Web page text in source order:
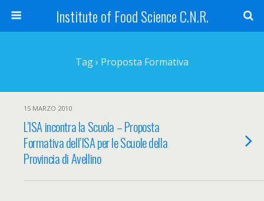
Institute of Food Science C.N.R.
Tag › Proposta Formativa
15 MARZO 2010
L’ISA incontra la Scuola – Proposta
Formativa dell’ISA per le Scuole della
Provincia di Avellino